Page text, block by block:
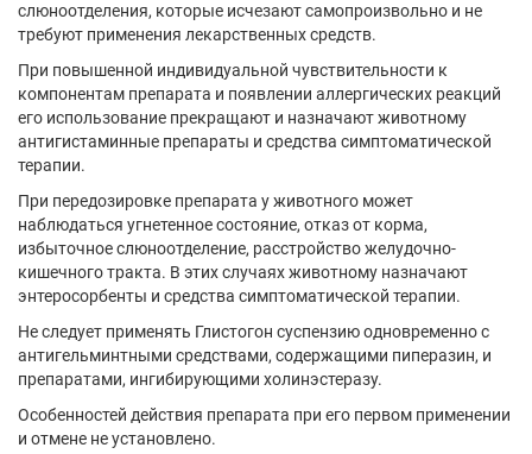
слюноотделения, которые исчезают самопроизвольно и не
требуют применения лекарственных средств.
При повышенной индивидуальной чувствительности к
компонентам препарата и появлении аллергических реакций
его использование прекращают и назначают животному
антигистаминные препараты и средства симптоматической
терапии.
При передозировке препарата у животного может
наблюдаться угнетенное состояние, отказ от корма,
избыточное слюноотделение, расстройство желудочно-
кишечного тракта. В этих случаях животному назначают
энтеросорбенты и средства симптоматической терапии.
Не следует применять Глистогон суспензию одновременно с
антигельминтными средствами, содержащими пиперазин, и
препаратами, ингибирующими холинэстеразу.
Особенностей действия препарата при его первом применении
и отмене не установлено.